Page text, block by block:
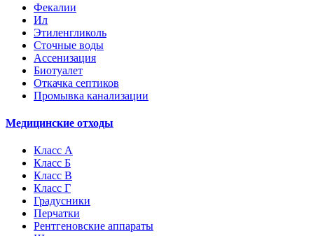
Фекалии
Ил
Этиленгликоль
Сточные воды
Ассенизация
Биотуалет
Откачка септиков
Промывка канализации
Медицинские отходы
Класс А
Класс Б
Класс В
Класс Г
Градусники
Перчатки
Рентгеновские аппараты